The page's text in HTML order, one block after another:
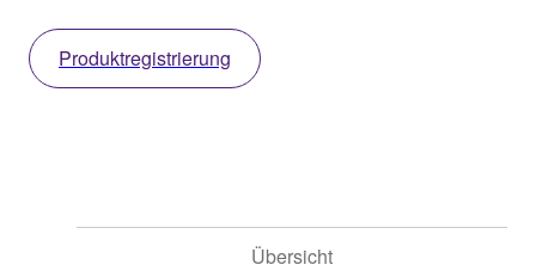
Produktregistrierung
Übersicht